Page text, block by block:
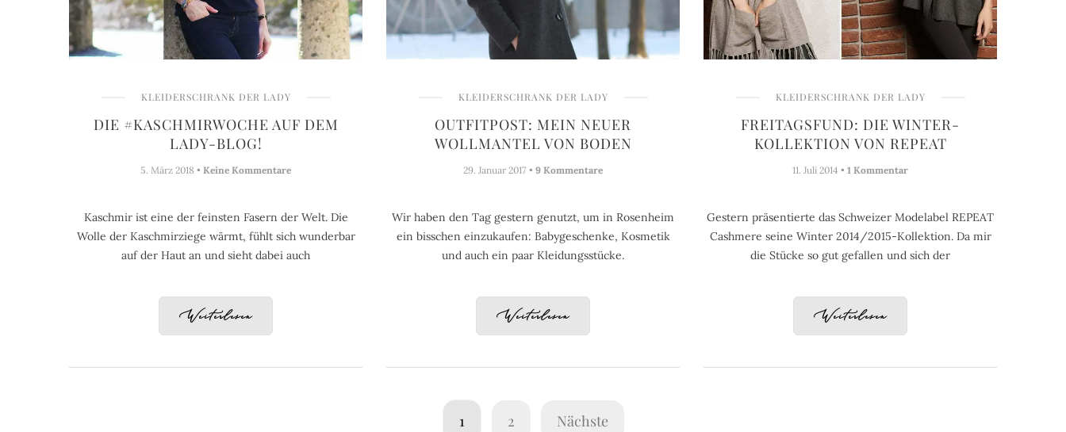
KLEIDERSCHRANK DER LADY
DIE #KASCHMIRWOCHE AUF DEM
LADY-BLOG!
5. März 2018 • Keine Kommentare
Kaschmir ist eine der feinsten Fasern der Welt. Die
Wolle der Kaschmirziege wärmt, fühlt sich wunderbar
auf der Haut an und sieht dabei auch
Weiterlesen
KLEIDERSCHRANK DER LADY
OUTFITPOST: MEIN NEUER
WOLLMANTEL VON BODEN
29. Januar 2017 • 9 Kommentare
Wir haben den Tag gestern genutzt, um in Rosenheim
ein bisschen einzukaufen: Babygeschenke, Kosmetik
und auch ein paar Kleidungsstücke.
Weiterlesen
KLEIDERSCHRANK DER LADY
FREITAGSFUND: DIE WINTER-
KOLLEKTION VON REPEAT
11. Juli 2014 • 1 Kommentar
Gestern präsentierte das Schweizer Modelabel REPEAT
Cashmere seine Winter 2014/2015-Kollektion. Da mir
die Stücke so gut gefallen und sich der
Weiterlesen
1 2 Nächste